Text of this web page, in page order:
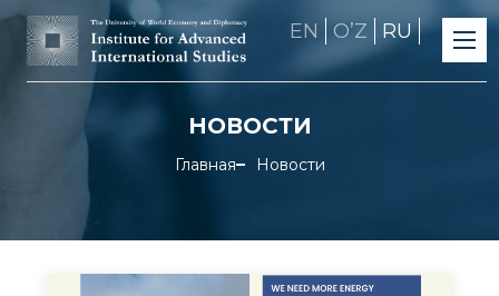
EN OʼZ RU
НОВОСТИ
Главная Новости